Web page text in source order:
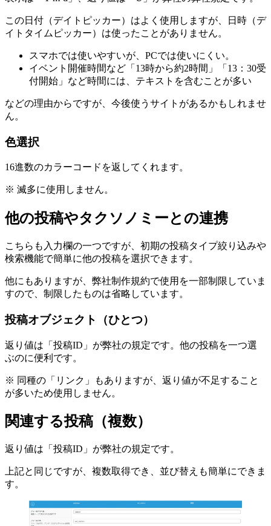
この日付（デイトピッカー）はよく使用しますが、日時（デ
イトタイムピッカー）は使ったことがありません。
スマホでは使いやすいが、PCでは使いにくい。
イベント開催時間など「13時から約2時間」「13：30受
付開始」など時間には、テキストを含むことが多い
などの理由からですが、今後使うサイトがあるかもしれませ
ん。
色選択
16進数のカラーコードを返してくれます。
※ 滅多に使用しません。
他の投稿やタクソノミーとの連携
こちらも入力欄の一つですが、初期の投稿タイプ絞り込みや
検索機能で簡単に他の投稿を選択できます。
他にもありますが、弊社制作規約で使用を一部制限していま
すので、制限したものは省略しています。
投稿オブジェクト（ひとつ）
返り値は「投稿ID」が弊社の規定です。他の投稿を一つ選
ぶのに便利です。
※ 同種の「リンク」もありますが、返り値が不足すること
が多いため使用しません。
関連する投稿（複数）
返り値は「投稿ID」が弊社の規定です。
上記と同じですが、複数取得でき、並び替えも簡単にできま
す。